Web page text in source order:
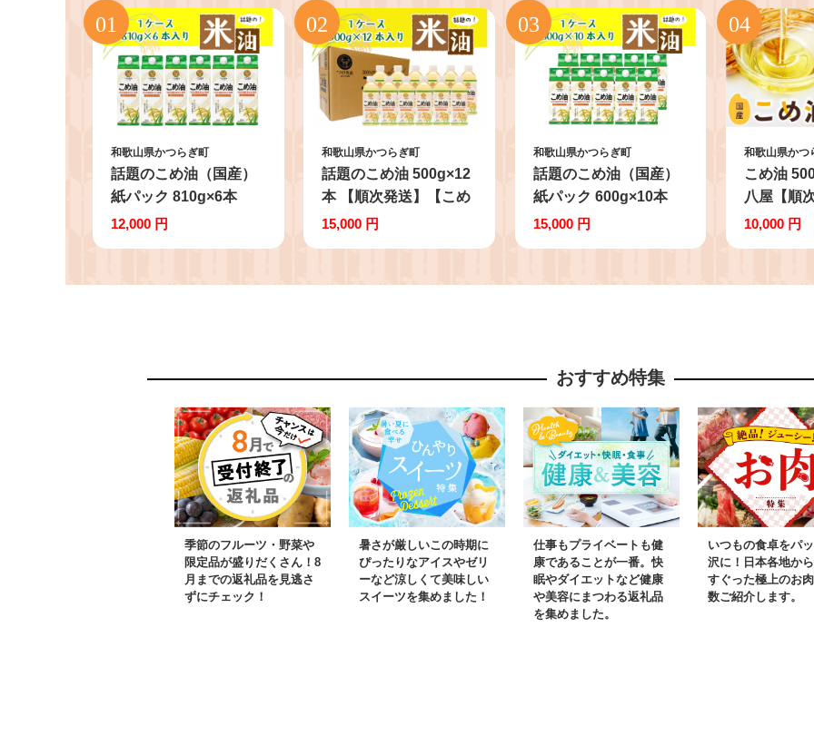
和歌山県かつらぎ町
話題のこめ油（国産）
紙パック 810g×6本
【60日以内に発送】
ぶら 揚げ物 天ぷら オ
12,000 円
和歌山県かつらぎ町
話題のこめ油 500g×12
本 【順次発送】【こめ
油 米油 食用 料理用油
野食品 健康 お米 ギフ
15,000 円
和歌山県かつらぎ町
話題のこめ油（国産）
紙パック 600g×10本
【順次発送】【こめ油
物 天ぷら オイル 築野
15,000 円
和歌山県かつ
こめ油
八屋【順
め油 米油
築野食品
10,000 円
おすすめ特集
季節のフルーツ・野菜や
限定品が盛りだくさん！8
月までの返礼品を見逃さ
ずにチェック！
暑さが厳しいこの時期に
ぴったりなアイスやゼリ
ーなど涼しくて美味しい
スイーツを集めました！
仕事もプライベートも健
康であることが一番。快
眠やダイエットなど健康
や美容にまつわる返礼品
を集めました。
いつもの食卓をパ
沢に！日本各地か
すぐった極上のお
数ご紹介します。